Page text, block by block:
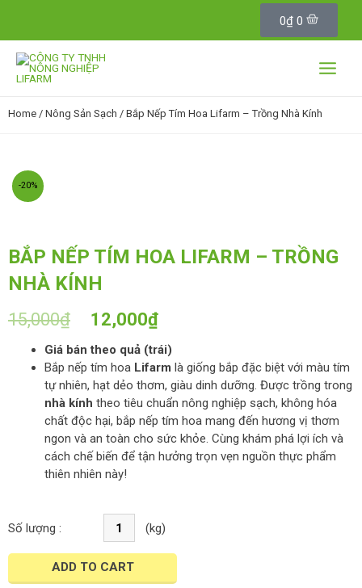
content
0₫ 0
C
a
t
Home / Nông Sản Sạch / Bắp Nếp Tím Hoa Lifarm – Trồng Nhà Kính
-20%
BẮP NẾP TÍM HOA LIFARM – TRỒNG
NHÀ KÍNH
15,000₫ 12,000₫
Giá bán theo quả (trái)
Bắp nếp tím hoa Lifarm là giống bắp đặc biệt với màu tím
tự nhiên, hạt dẻo thơm, giàu dinh dưỡng. Được trồng trong
nhà kính theo tiêu chuẩn nông nghiệp sạch, không hóa
chất độc hại, bắp nếp tím hoa mang đến hương vị thơm
ngon và an toàn cho sức khỏe. Cùng khám phá lợi ích và
cách chế biến để tận hưởng trọn vẹn nguồn thực phẩm
thiên nhiên này!
Hoa
ADD TO CART